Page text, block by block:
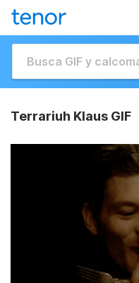
Terrariuh Klaus GIF